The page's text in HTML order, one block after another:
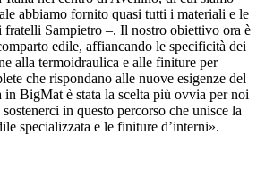
abbiamo fornito quasi tutti i materiali e le
Sampietro –. Il nostro obiettivo ora è
edile, affiancando le specificità dei
alla termoidraulica e alle finiture per
che rispondano alle nuove esigenze del
in BigMat è stata la scelta più ovvia per noi
in questo percorso che unisce la
specializzata e le finiture d’interni».